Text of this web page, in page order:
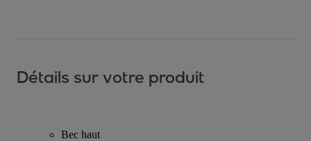
Détails sur votre produit
Bec haut